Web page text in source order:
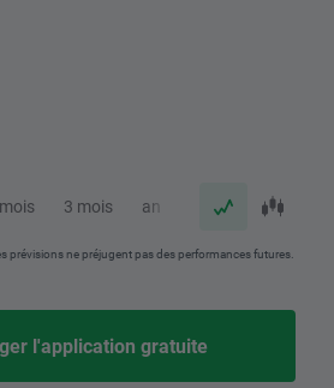
mois 3 mois an
prévisions ne préjugent pas des performances futures.
l'application gratuite